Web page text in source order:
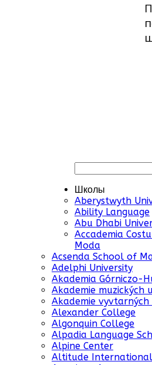
Школы
Aberystwyth
Ability Language
Abu Dhabi
Accademia
Moda
Acsenda School of
Adelphi University
Akademia Górniczo-
Akademie muzických
Akademie vyvtarných
Alexander College
Algonquin College
Alpadia Language
Alpine Center
Altitude International